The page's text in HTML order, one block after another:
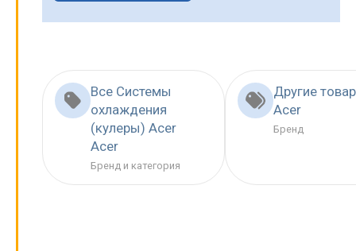
Все Системы
охлаждения
(кулеры) Acer
Acer
Бренд и категория
Другие
Acer
Бренд